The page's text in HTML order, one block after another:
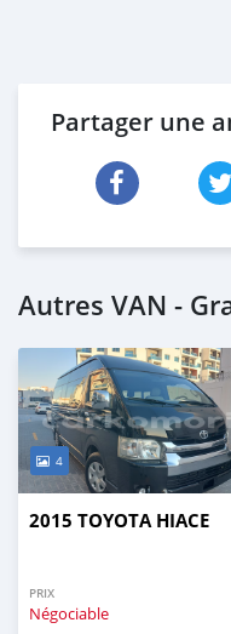
Partager une
Autres VAN -
4
2015 TOYOTA HIACE
PRIX
Négociable